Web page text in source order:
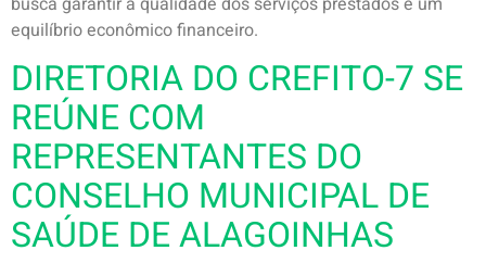
equilíbrio econômico financeiro.
DIRETORIA DO CREFITO-7 SE
REÚNE COM
REPRESENTANTES DO
CONSELHO MUNICIPAL DE
SAÚDE DE ALAGOINHAS